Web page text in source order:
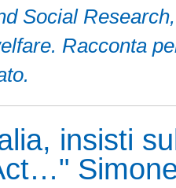
Social
Racconta
insisti